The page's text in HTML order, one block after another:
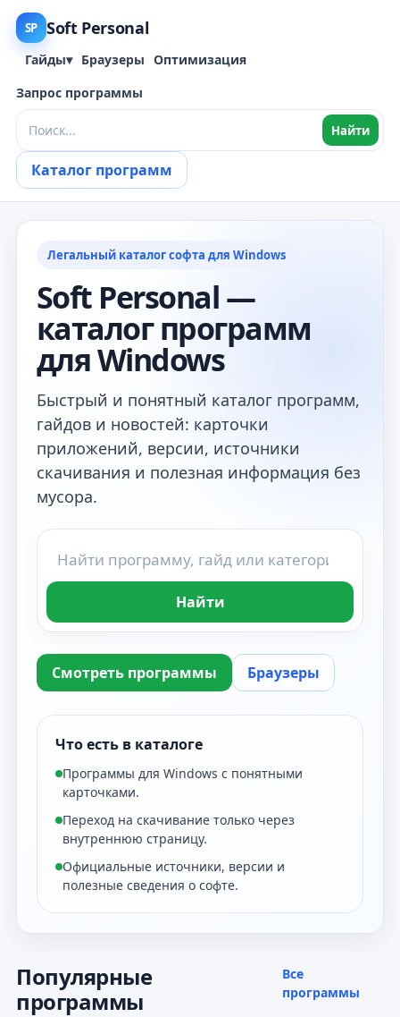
SP Soft Personal
Гайды▾ Браузеры Оптимизация
Запрос программы
Найти
Каталог программ
Легальный каталог софта для Windows
Soft Personal —
каталог программ
для Windows
Быстрый и понятный каталог программ,
гайдов и новостей: карточки
приложений, версии, источники
скачивания и полезная информация без
мусора.
Найти
Смотреть программы Браузеры
Что есть в каталоге
Программы для Windows с понятными
карточками.
Переход на скачивание только через
внутреннюю страницу.
Официальные источники, версии и
полезные сведения о софте.
Популярные
программы
Все
программы